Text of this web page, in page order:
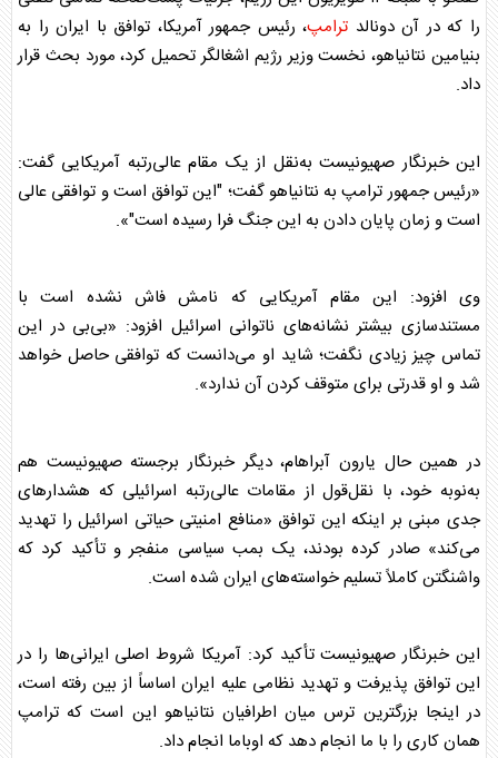
را که در آن دونالد ترامپ، رئیس جمهور آمریکا، توافق با ایران را به
بنیامین نتانیاهو، نخست وزیر رژیم اشغالگر تحمیل کرد، مورد بحث قرار
داد.
این خبرنگار صهیونیست به‌نقل از یک مقام عالی‌رتبه آمریکایی گفت:
«رئیس جمهور ترامپبه نتانیاهو گفت؛ "این توافق است و توافقی عالی
است و زمان پایان دادن به این جنگ فرا رسیده است"».
وی افزود: این مقام آمریکایی که نامش فاش نشده است با
مستندسازی بیشتر نشانه‌های ناتوانی اسرائیل افزود: «بی‌بی در این
تماس چیز زیادی نگفت؛ شاید او می‌دانست که توافقی حاصل خواهد
شد و او قدرتی برای متوقف کردن آن ندارد».
در همین حال یارون آبراهام، دیگر خبرنگار برجسته صهیونیست هم
به‌نوبه خود، با نقل‌قول از مقامات عالی‌رتبه اسرائیلی که هشدارهای
جدی مبنی بر اینکه این توافق «منافع امنیتی حیاتی اسرائیل را تهدید
می‌کند» صادر کرده بودند، یک بمب سیاسی منفجر و تأکید کرد که
واشنگتن کاملاً تسلیم خواسته‌های ایران شده است.
این خبرنگار صهیونیست تأکید کرد: آمریکا شروط اصلی ایرانی‌ها را در
این توافق پذیرفت و تهدید نظامی علیه ایران اساساً از بین رفته است،
در اینجا بزرگترین ترس میان اطرافیان نتانیاهو این است که ترامپ
همان کاری را با ما انجام دهد که اوباما انجام داد.